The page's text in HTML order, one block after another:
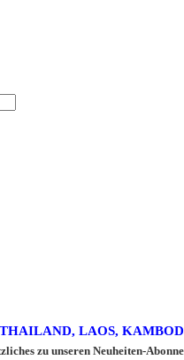
LAOS,
zu unseren Neuheiten-